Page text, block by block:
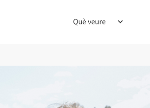
Què veure